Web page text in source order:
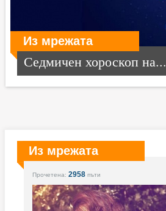
Из мрежата
Седмичен хороскоп на...
Из мрежата
Прочетена: 2958 пъти